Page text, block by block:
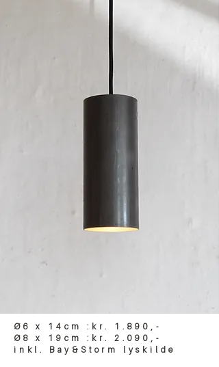
Ø6 x 14cm :kr. 1.890,-
Ø8 x 19cm :kr. 2.090,-
inkl. Bay&Storm lyskilde